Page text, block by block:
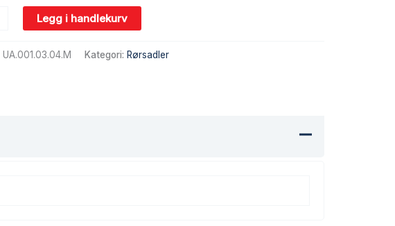
Legg i handlekurv
UA.001.03.04.M Kategori: Rørsadler